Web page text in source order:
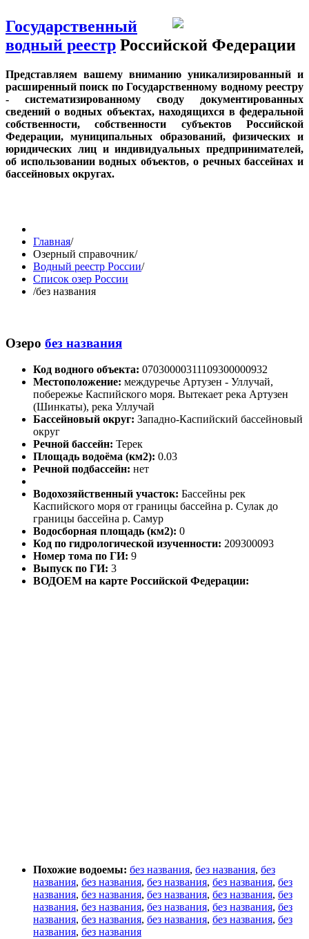
Государственный
водный реестр Российской Федерации
Представляем вашему вниманию уникализированный и
расширенный поиск по Государственному водному реестру
- систематизированному своду документированных
сведений о водных объектах, находящихся в федеральной
собственности, собственности субъектов Российской
Федерации, муниципальных образований, физических и
юридических лиц и индивидуальных предпринимателей,
об использовании водных объектов, о речных бассейнах и
бассейновых округах.
Главная/
Озерный справочник/
Водный реестр России/
Список озер России
/без названия
Озеро без названия
Код водного объекта: 07030000311109300000932
Местоположение: междуречье Артузен - Уллучай,
побережье Каспийского моря. Вытекает река Артузен
(Шинкаты), река Уллучай
Бассейновый округ: Западно-Каспийский бассейновый
округ
Речной бассейн: Терек
Площадь водоёма (км2): 0.03
Речной подбассейн: нет
Водохозяйственный участок: Бассейны рек
Каспийского моря от границы бассейна р. Сулак до
границы бассейна р. Самур
Водосборная площадь (км2): 0
Код по гидрологической изученности: 209300093
Номер тома по ГИ: 9
Выпуск по ГИ: 3
ВОДОЕМ на карте Российской Федерации:
Похожие водоемы: без названия, без названия, без
названия, без названия, без названия, без названия, без
названия, без названия, без названия, без названия, без
названия, без названия, без названия, без названия, без
названия, без названия, без названия, без названия, без
названия, без названия